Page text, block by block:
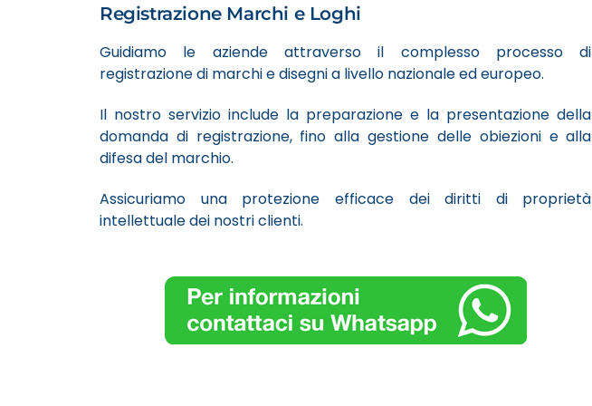
Registrazione Marchi e Loghi
Guidiamo le aziende attraverso il complesso processo di
registrazione di marchi e disegni a livello nazionale ed europeo.
Il nostro servizio include la preparazione e la presentazione della
domanda di registrazione, fino alla gestione delle obiezioni e alla
difesa del marchio.
Assicuriamo una protezione efficace dei diritti di proprietà
intellettuale dei nostri clienti.